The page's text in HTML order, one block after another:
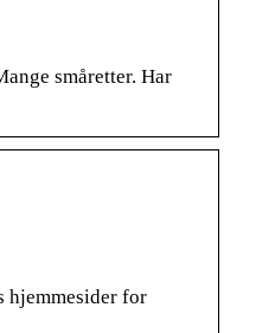
småretter. Har
hjemmesider for